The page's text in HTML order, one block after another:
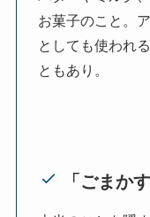
お菓子のこと。
としても使われ
ともあり。
「ごまか